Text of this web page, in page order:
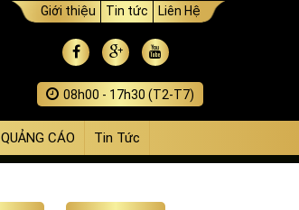
Giới thiệu Tin tức Liên Hệ
08h00 - 17h30 (T2-T7)
QUẢNG CÁO Tin Tức